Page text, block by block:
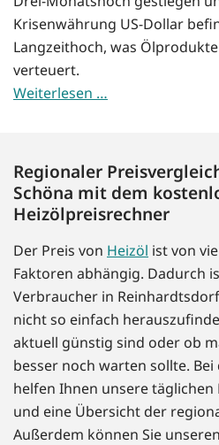
Krisenwährung US-Dollar
Langzeithoch, was
verteuert.
Weiterlesen …
Regionaler
Schöna mit dem
Heizölpreisrechner
Der Preis von Heizöl ist von
Faktoren abhängig. Dadurch
Verbraucher in
nicht so einfach
aktuell günstig sind oder ob
besser noch warten sollte.
helfen Ihnen unsere täglichen
und eine Übersicht der
Außerdem können Sie unseren